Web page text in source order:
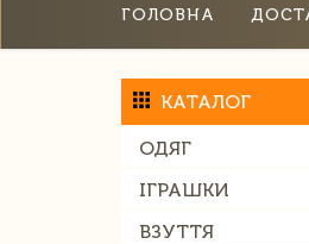
ГОЛОВНА
КАТАЛОГ
ОДЯГ
ІГРАШКИ
ВЗУТТЯ